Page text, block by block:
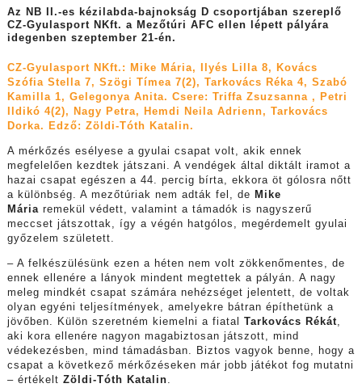
Az NB II.-es kézilabda-bajnokság D csoportjában szereplő
CZ-Gyulasport NKft. a Mezőtúri AFC ellen lépett pályára
idegenben szeptember 21-én.
CZ-Gyulasport NKft.: Mike Mária, Ilyés Lilla 8, Kovács
Szófia Stella 7, Szögi Tímea 7(2), Tarkovács Réka 4, Szabó
Kamilla 1, Gelegonya Anita. Csere: Triffa Zsuzsanna , Petri
Ildikó 4(2), Nagy Petra, Hemdi Neila Adrienn, Tarkovács
Dorka. Edző: Zöldi-Tóth Katalin.
A mérkőzés esélyese a gyulai csapat volt, akik ennek
megfelelően kezdtek játszani. A vendégek által diktált iramot a
hazai csapat egészen a 44. percig bírta, ekkora öt gólosra nőtt
a különbség. A mezőtúriak nem adták fel, de Mike
Mária remekül védett, valamint a támadók is nagyszerű
meccset játszottak, így a végén hatgólos, megérdemelt gyulai
győzelem született.
– A felkészülésünk ezen a héten nem volt zökkenőmentes, de
ennek ellenére a lányok mindent megtettek a pályán. A nagy
meleg mindkét csapat számára nehézséget jelentett, de voltak
olyan egyéni teljesítmények, amelyekre bátran építhetünk a
jövőben. Külön szeretném kiemelni a fiatal Tarkovács Rékát
aki kora ellenére nagyon magabiztosan játszott, mind
védekezésben, mind támadásban. Biztos vagyok benne, hogy a
csapat a következő mérkőzéseken már jobb játékot fog mutatni
– értékelt Zöldi-Tóth Katalin